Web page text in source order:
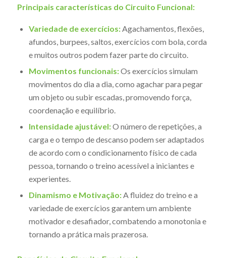
Principais características do Circuito Funcional:
Variedade de exercícios:Agachamentos, flexões,
afundos, burpees, saltos, exercícios com bola, corda
e muitos outros podem fazer parte do circuito.
Movimentos funcionais:Os exercícios simulam
movimentos do dia a dia, como agachar para pegar
um objeto ou subir escadas, promovendo força,
coordenação e equilíbrio.
Intensidade ajustável:O número de repetições, a
carga e o tempo de descanso podem ser adaptados
de acordo com o condicionamento físico de cada
pessoa, tornando o treino acessível a iniciantes e
experientes.
Dinamismo e Motivação:A fluidez do treino e a
variedade de exercícios garantem um ambiente
motivador e desafiador, combatendo a monotonia e
tornando a prática mais prazerosa.